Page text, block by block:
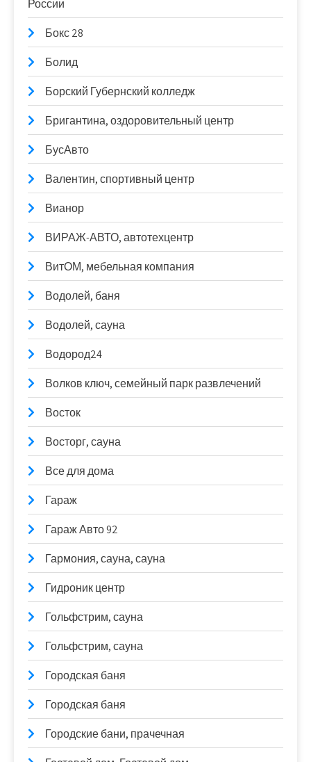
России
Бокс 28
Болид
Борский Губернский колледж
Бригантина, оздоровительный центр
БусАвто
Валентин, спортивный центр
Вианор
ВИРАЖ-АВТО, автотехцентр
ВитОМ, мебельная компания
Водолей, баня
Водолей, сауна
Водород24
Волков ключ, семейный парк развлечений
Восток
Восторг, сауна
Все для дома
Гараж
Гараж Авто 92
Гармония, сауна, сауна
Гидроник центр
Гольфстрим, сауна
Гольфстрим, сауна
Городская баня
Городская баня
Городские бани, прачечная